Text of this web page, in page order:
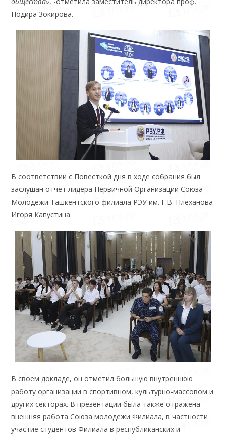
Нодира Зокирова.
В соответствии с Повесткой дня в ходе собрания был
заслушан отчет лидера Первичной Организации Союза
Молодёжи Ташкентского филиала РЭУ им. Г.В. Плеханова
Игоря Капустина.
В своем докладе, он отметил большую внутреннюю
работу организации в спортивном, культурно-массовом и
других секторах. В презентации была также отражена
внешняя работа Союза молодежи Филиала, в частности
участие студентов Филиала в республиканских и